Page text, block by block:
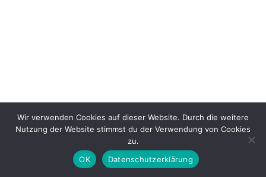
Wir verwenden Cookies auf dieser Website. Durch die weitere
Nutzung der Website stimmst du der Verwendung von Cookies
zu.
OK
Datenschutzerklärung